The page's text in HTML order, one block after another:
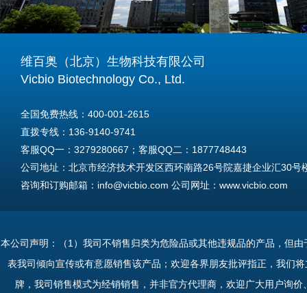
维百奥（北京）生物科技有限公司
Vicbio Biotechnology Co., Ltd.
全国免费热线：400-001-2615
直拨专线：136-9140-9741
客服QQ一：3279280667；客服QQ二：1877748443
公司地址：北京市经济技术开发区西环南路26号院嘉捷企业汇30号
咨询和订购邮箱：info@vicbio.com 公司网址：www.vicbio.com
Tel: +86-13691409741
本公司声明：（1）我司不销售归类为危险品或其他违规品的产品，但
表我司倾向宣传或有意愿销售该产品；欢迎各界朋友批评指正，我们
牌，我司销售模式为经销销售，并非官方代理商，欢迎广大用户询